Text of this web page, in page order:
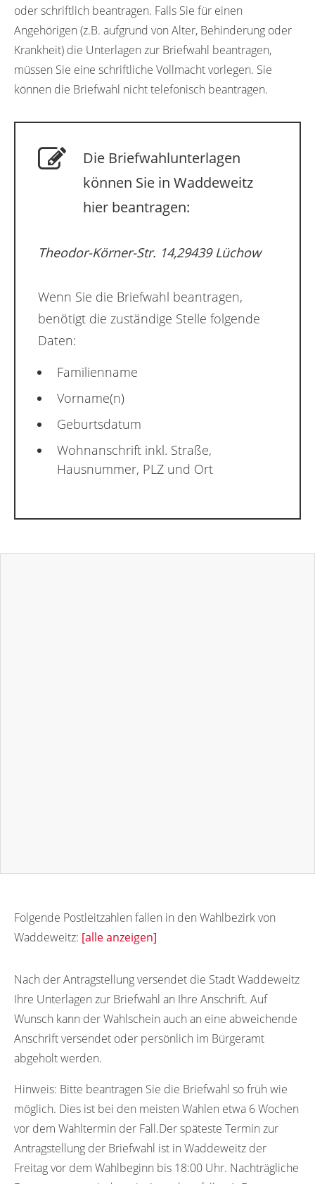
oder schriftlich beantragen. Falls Sie für einen
Angehörigen (z.B. aufgrund von Alter, Behinderung oder
Krankheit) die Unterlagen zur Briefwahl beantragen,
müssen Sie eine schriftliche Vollmacht vorlegen. Sie
können die Briefwahl nicht telefonisch beantragen.
Die Briefwahlunterlagen
können Sie in Waddeweitz
hier beantragen:
Theodor-Körner-Str. 14,29439 Lüchow
Wenn Sie die Briefwahl beantragen,
benötigt die zuständige Stelle folgende
Daten:
Familienname
Vorname(n)
Geburtsdatum
Wohnanschrift inkl. Straße,
Hausnummer, PLZ und Ort
Folgende Postleitzahlen fallen in den Wahlbezirk von
Waddeweitz: [alle anzeigen]
Nach der Antragstellung versendet die Stadt Waddeweitz
Ihre Unterlagen zur Briefwahl an Ihre Anschrift. Auf
Wunsch kann der Wahlschein auch an eine abweichende
Anschrift versendet oder persönlich im Bürgeramt
abgeholt werden.
Hinweis: Bitte beantragen Sie die Briefwahl so früh wie
möglich. Dies ist bei den meisten Wahlen etwa 6 Wochen
vor dem Wahltermin der Fall.Der späteste Termin zur
Antragstellung der Briefwahl ist in Waddeweitz der
Freitag vor dem Wahlbeginn bis 18:00 Uhr. Nachträgliche